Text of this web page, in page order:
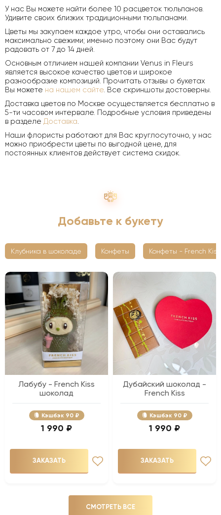
У нас Вы можете найти более 10 расцветок тюльпанов.
Удивите своих близких традиционными тюльпанами.
Цветы мы закупаем каждое утро, чтобы они оставались
максимально свежими; именно поэтому они Вас будут
радовать от 7 до 14 дней.
Основным отличием нашей компании Venus in Fleurs
является высокое качество цветов и широкое
разнообразие композиций. Прочитать отзывы о букетах
Вы можете на нашем сайте. Все скриншоты достоверны.
Доставка цветов по Москве осуществляется бесплатно в
5-ти часовом интервале. Подробные условия приведены
в разделе Доставка.
Наши флористы работают для Вас круглосуточно, у нас
можно приобрести цветы по выгодной цене, для
постоянных клиентов действует система скидок.
Добавьте к букету
Клубника в шоколаде Конфеты Конфеты - French Kiss
Лабубу - French Kiss
шоколад
Кэшбэк 90 ₽
1 990 ₽
ЗАКАЗАТЬ
Дубайский шоколад -
French Kiss
Кэшбэк 90 ₽
1 990 ₽
ЗАКАЗАТЬ
СМОТРЕТЬ ВСЕ